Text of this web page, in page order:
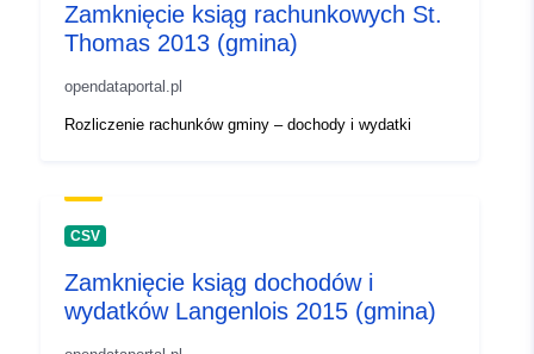
Zamknięcie ksiąg rachunkowych St.
Thomas 2013 (gmina)
opendataportal.pl
Rozliczenie rachunków gminy – dochody i wydatki
CSV
Zamknięcie ksiąg dochodów i
wydatków Langenlois 2015 (gmina)